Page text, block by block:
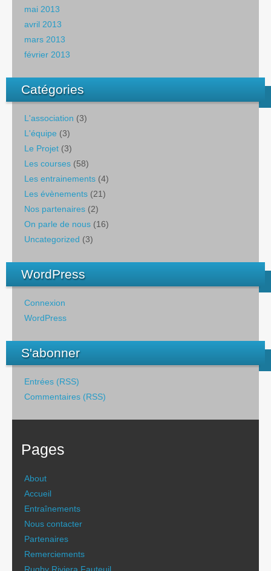
mai 2013
avril 2013
mars 2013
février 2013
Catégories
L'association (3)
L'équipe (3)
Le Projet (3)
Les courses (58)
Les entrainements (4)
Les évènements (21)
Nos partenaires (2)
On parle de nous (16)
Uncategorized (3)
WordPress
Connexion
WordPress
S'abonner
Entrées (RSS)
Commentaires (RSS)
Pages
About
Accueil
Entraînements
Nous contacter
Partenaires
Remerciements